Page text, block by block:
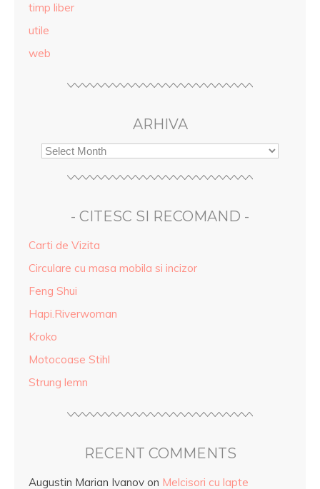
timp liber
utile
web
ARHIVA
- CITESC SI RECOMAND -
Carti de Vizita
Circulare cu masa mobila si incizor
Feng Shui
Hapi.Riverwoman
Kroko
Motocoase Stihl
Strung lemn
RECENT COMMENTS
Augustin Marian Ivanov on Melcisori cu lapte